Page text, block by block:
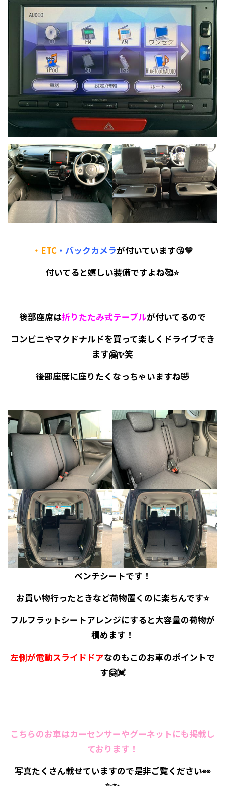
・ETC・バックカメラが付いています😘💛
付いてると嬉しい装備ですよね🥰⭐
後部座席は折りたたみ式テーブルが付いてるので
コンビニやマクドナルドを買って楽しくドライブでき
ます🤗✨笑
後部座席に座りたくなっちゃいますね🤣
ベンチシートです！
お買い物行ったときなど荷物置くのに楽ちんです⭐
フルフラットシートアレンジにすると大容量の荷物が
積めます！
左側が電動スライドドアなのもこのお車のポイントで
す🤗💓
こちらのお車はカーセンサーやグーネットにも掲載し
ております！
写真たくさん載せていますので是非ご覧ください👀